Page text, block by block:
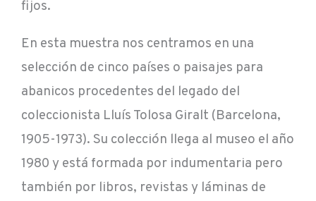
fijos.
En esta muestra nos centramos en una
selección de cinco países o paisajes para
abanicos procedentes del legado del
coleccionista Lluís Tolosa Giralt (Barcelona,
1905-1973). Su colección llega al museo el año
1980 y está formada por indumentaria pero
también por libros, revistas y láminas de